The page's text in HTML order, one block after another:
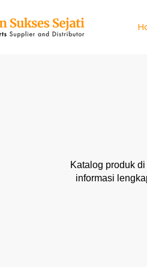
Katalog produk
informasi